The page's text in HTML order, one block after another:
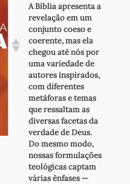
A Bíblia apresenta a
revelação em um
conjunto coeso e
coerente, mas ela
chegou até nós por
uma variedade de
autores inspirados,
com diferentes
metáforas e temas
que ressaltam as
diversas facetas da
verdade de Deus.
Do mesmo modo,
nossas formulações
teológicas captam
várias ênfases —